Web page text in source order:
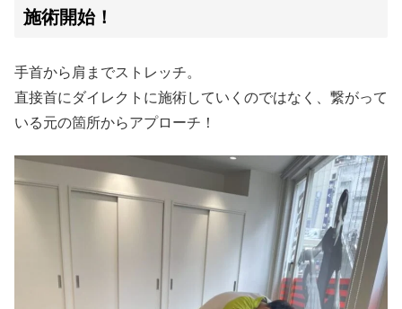
施術開始！
手首から肩までストレッチ。
直接首にダイレクトに施術していくのではなく、繋がって
いる元の箇所からアプローチ！